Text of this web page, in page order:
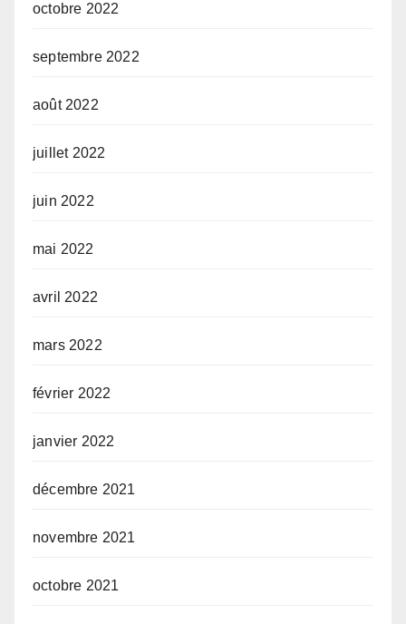
octobre 2022
septembre 2022
août 2022
juillet 2022
juin 2022
mai 2022
avril 2022
mars 2022
février 2022
janvier 2022
décembre 2021
novembre 2021
octobre 2021